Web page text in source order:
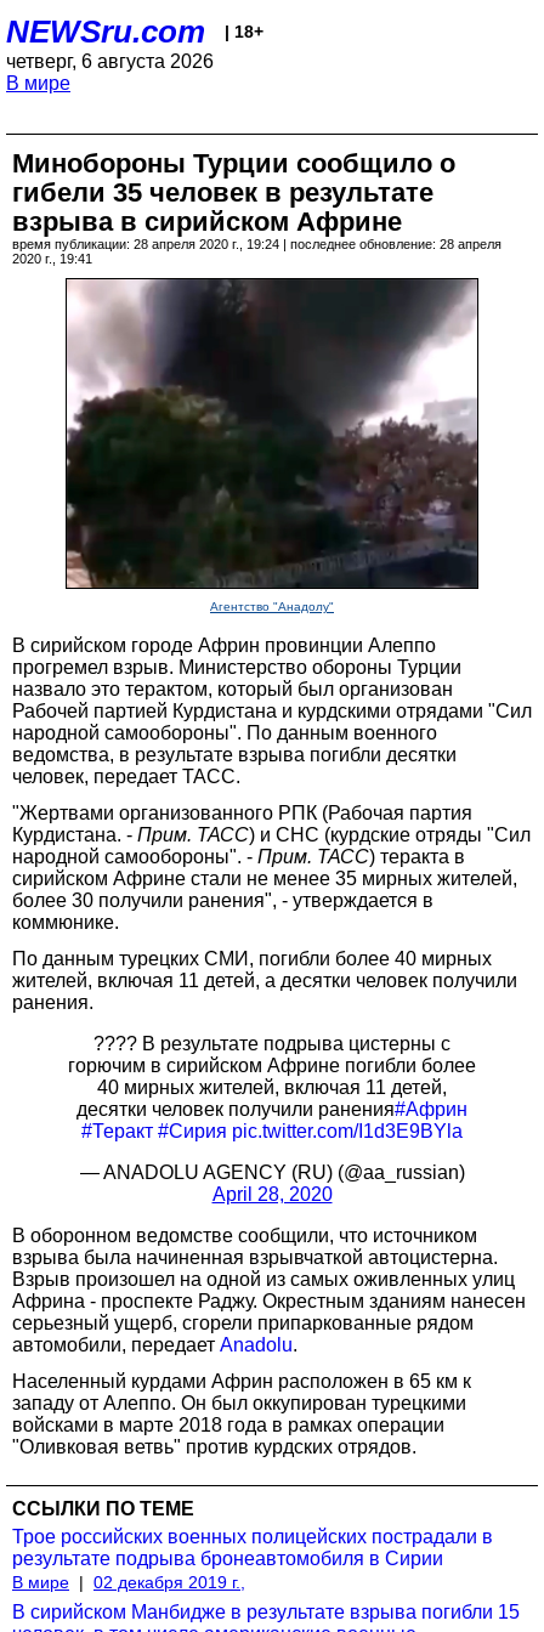
NEWSru.com | 18+
четверг, 6 августа 2026
В мире
Минобороны Турции сообщило о
гибели 35 человек в результате
взрыва в сирийском Африне
время публикации: 28 апреля 2020 г., 19:24 | последнее обновление: 28 апреля
2020 г., 19:41
Агентство "Анадолу"
В сирийском городе Африн провинции Алеппо
прогремел взрыв. Министерство обороны Турции
назвало это терактом, который был организован
Рабочей партией Курдистана и курдскими отрядами "Сил
народной самообороны". По данным военного
ведомства, в результате взрыва погибли десятки
человек, передает ТАСС.
"Жертвами организованного РПК (Рабочая партия
Курдистана. - Прим. ТАСС) и СНС (курдские отряды "Сил
народной самообороны". - Прим. ТАСС) теракта в
сирийском Африне стали не менее 35 мирных жителей,
более 30 получили ранения", - утверждается в
коммюнике.
По данным турецких СМИ, погибли более 40 мирных
жителей, включая 11 детей, а десятки человек получили
ранения.
???? В результате подрыва цистерны с
горючим в сирийском Африне погибли более
40 мирных жителей, включая 11 детей,
десятки человек получили ранения#Африн
#Теракт #Сирия pic.twitter.com/I1d3E9BYla
— ANADOLU AGENCY (RU) (@aa_russian)
April 28, 2020
В оборонном ведомстве сообщили, что источником
взрыва была начиненная взрывчаткой автоцистерна.
Взрыв произошел на одной из самых оживленных улиц
Африна - проспекте Раджу. Окрестным зданиям нанесен
серьезный ущерб, сгорели припаркованные рядом
автомобили, передает Anadolu.
Населенный курдами Африн расположен в 65 км к
западу от Алеппо. Он был оккупирован турецкими
войсками в марте 2018 года в рамках операции
"Оливковая ветвь" против курдских отрядов.
ССЫЛКИ ПО ТЕМЕ
Трое российских военных полицейских пострадали в
результате подрыва бронеавтомобиля в Сирии
В мире | 02 декабря 2019 г.,
В сирийском Манбидже в результате взрыва погибли 15